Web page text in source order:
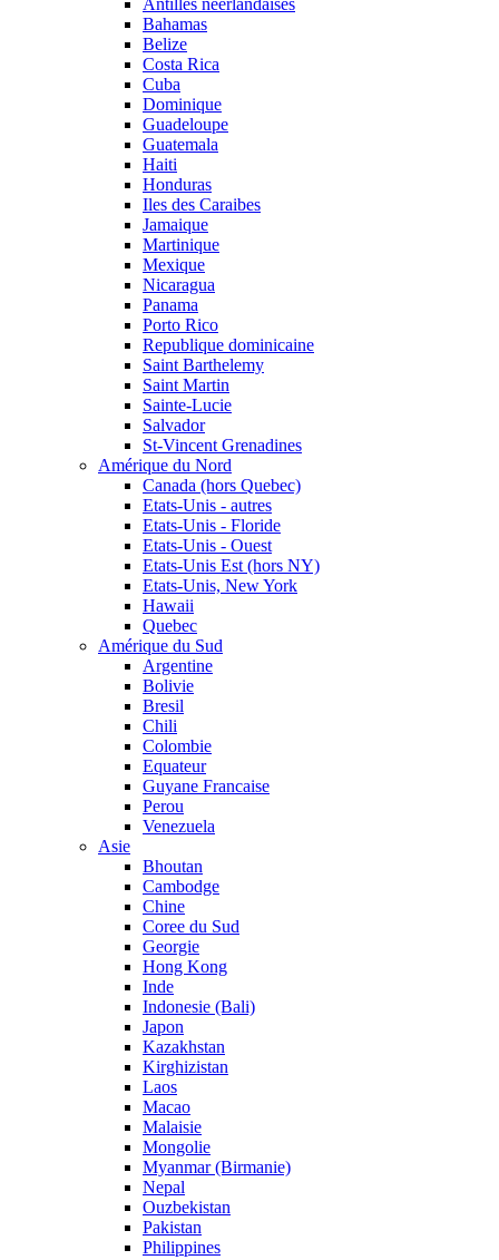
Antilles neerlandaises
Bahamas
Belize
Costa Rica
Cuba
Dominique
Guadeloupe
Guatemala
Haiti
Honduras
Iles des Caraibes
Jamaique
Martinique
Mexique
Nicaragua
Panama
Porto Rico
Republique dominicaine
Saint Barthelemy
Saint Martin
Sainte-Lucie
Salvador
St-Vincent Grenadines
Amérique du Nord
Canada (hors Quebec)
Etats-Unis - autres
Etats-Unis - Floride
Etats-Unis - Ouest
Etats-Unis Est (hors NY)
Etats-Unis, New York
Hawaii
Quebec
Amérique du Sud
Argentine
Bolivie
Bresil
Chili
Colombie
Equateur
Guyane Francaise
Perou
Venezuela
Asie
Bhoutan
Cambodge
Chine
Coree du Sud
Georgie
Hong Kong
Inde
Indonesie (Bali)
Japon
Kazakhstan
Kirghizistan
Laos
Macao
Malaisie
Mongolie
Myanmar (Birmanie)
Nepal
Ouzbekistan
Pakistan
Philippines